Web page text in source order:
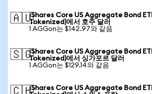
🇦🇺iShares Core US Aggregate Bond
Tokenized)에서 호주 달러
1 AGGon는 $142.97와 같음
🇸🇬iShares Core US Aggregate Bond
Tokenized)에서 싱가포르 달러
1 AGGon는 $129.14와 같음
🇨🇭iShares Core US Aggregate Bond